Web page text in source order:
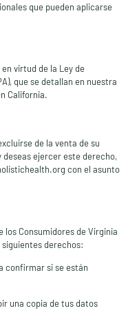
que pueden aplicarse
virtud de la Ley de
que se detallan en nuestra
California.
de la venta de su
deseas ejercer este derecho,
con el asunto
los Consumidores de Virginia
siguientes derechos:
confirmar si se están
una copia de tus datos